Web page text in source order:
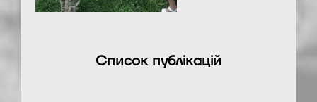
Список публікацій